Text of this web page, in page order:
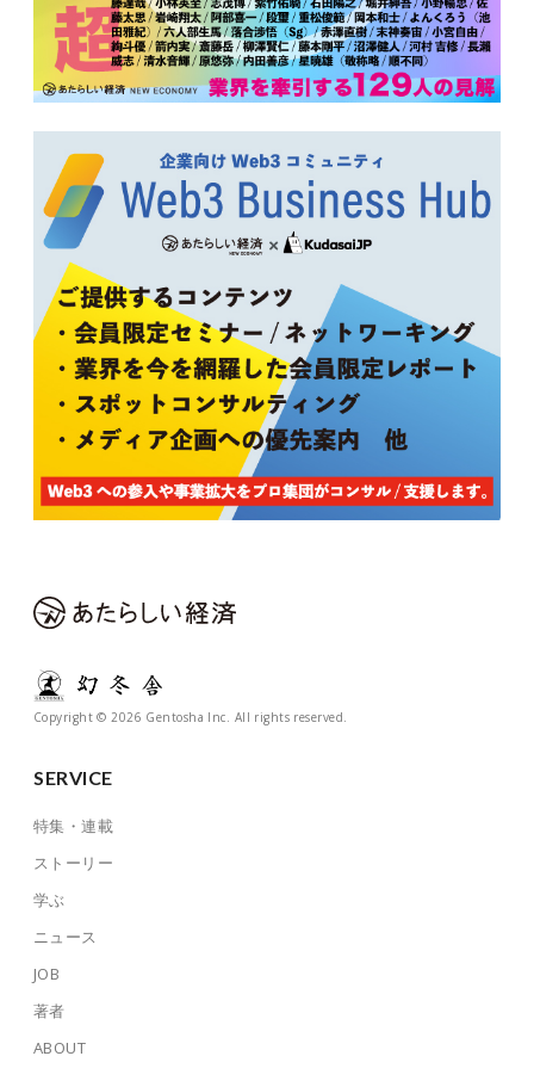
Copyright © 2026 Gentosha Inc. All rights reserved.
SERVICE
特集・連載
ストーリー
学ぶ
ニュース
JOB
著者
ABOUT